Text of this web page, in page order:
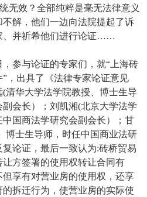
无效？全部纯粹是毫无法律意义
解，他们一边向法院提起了诉
、并祈希他们进行论证……
参与论证的专家们，就“上海砖
，出具了《法律专家论证意见
清华大学法学院教授、博士生导
会长）；刘凯湘(北京大学法学
国商法学研究会副会长）；甘
博士生导师，时任中国商业法研
论证，最后一致认为:砖桥贸易
方签署的使用权转让合同有
享有对营业房的使用权，还享
拆迁行为，使营业房的实际使